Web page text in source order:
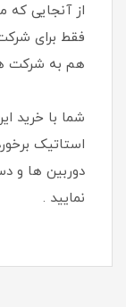
از آنجایی
فقط برای
هم به شرکت
شما با خرید
استاتیک
دوربین ها و
نمایید .